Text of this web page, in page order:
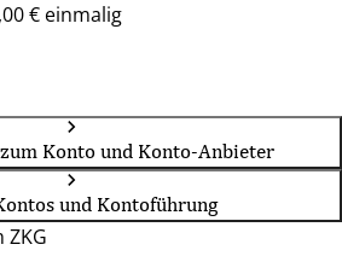
€ einmalig
Konto und Konto-Anbieter
und Kontoführung
ZKG